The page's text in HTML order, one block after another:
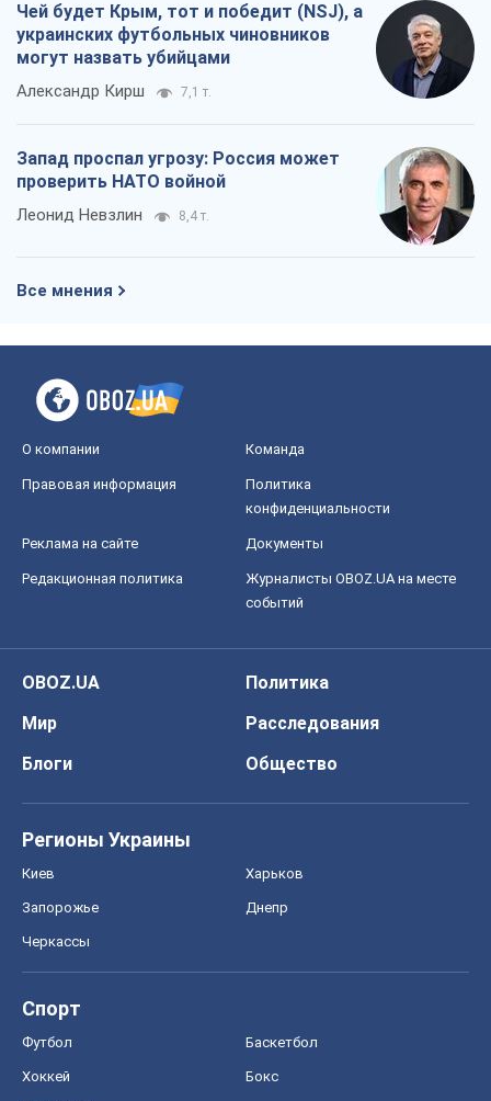
Чей будет Крым, тот и победит (NSJ), а
украинских футбольных чиновников
могут назвать убийцами
Александр Кирш 7,1 т.
Запад проспал угрозу: Россия может
проверить НАТО войной
Леонид Невзлин 8,4 т.
Все мнения
О компании Команда
Правовая информация
Политика
конфиденциальности
Реклама на сайте Документы
Редакционная политика
Журналисты OBOZ.UA на месте
событий
OBOZ.UA
Политика
Мир
Расследования
Блоги
Общество
Регионы Украины
Киев Харьков
Запорожье Днепр
Черкассы
Спорт
Футбол Баскетбол
Хоккей Бокс